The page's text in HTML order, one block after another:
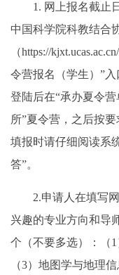
1. 网上报名截止日
中国科学院科教结合
（https://
令营报名（学生）”
登陆后在“承办夏令
所”夏令营，之后按
填报时请仔细阅读系
答”。
2.申请人在填写网
兴趣的专业方向和导
个（不要多选）：（
（3）地图学与地理